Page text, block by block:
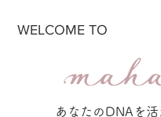
WELCOME TO
あなたのDNAを活